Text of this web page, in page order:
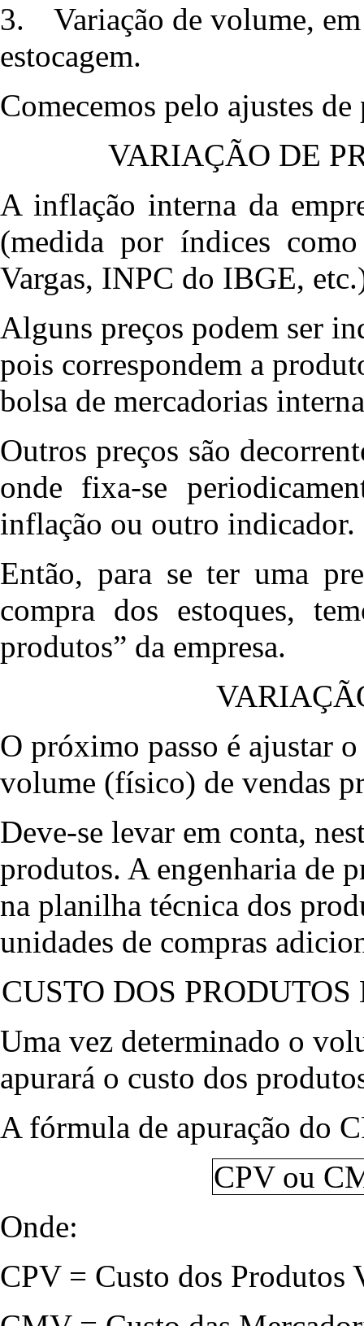
3.
Variação de volume,
estocagem.
Comecemos pelo ajustes
VARIAÇÃO DE
A inflação interna da
(medida por índices
Vargas, INPC do IBGE,
Alguns preços podem ser
pois correspondem a
bolsa de mercadorias
Outros preços são
onde fixa-se
inflação ou outro indicador.
Então, para se ter uma
compra dos estoques,
produtos” da empresa.
O próximo passo é ajustar
volume (físico) de vendas
Deve-se levar em conta,
produtos. A engenharia de
na planilha técnica dos
unidades de compras
CUSTO DOS
Uma vez determinado o
apurará o custo dos
A fórmula de apuração do
CPV ou
Onde:
CPV = Custo dos Produtos